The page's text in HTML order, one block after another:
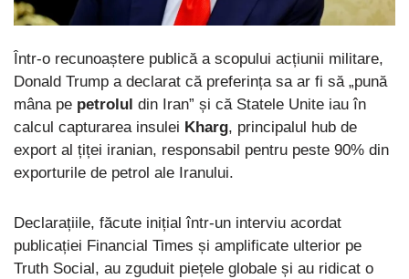
Într-o recunoaștere publică a scopului acțiunii militare,
Donald Trump a declarat că preferința sa ar fi să „pună
mâna pe petrolul din Iran” și că Statele Unite iau în
calcul capturarea insulei Kharg, principalul hub de
export al țiței iranian, responsabil pentru peste 90% din
exporturile de petrol ale Iranului.
Declarațiile, făcute inițial într-un interviu acordat
publicației Financial Times și amplificate ulterior pe
Truth Social, au zguduit piețele globale și au ridicat o